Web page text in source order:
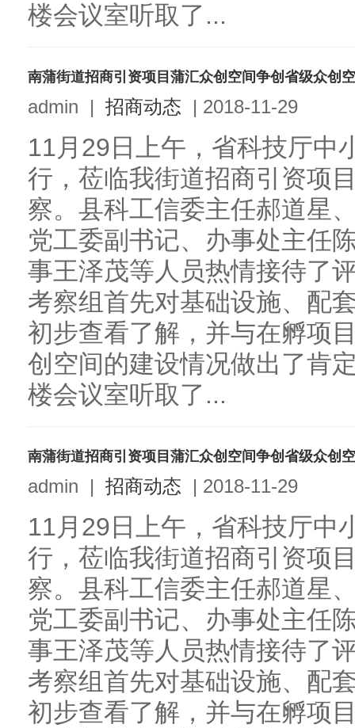
楼会议室听取了...
南蒲街道招商引资项目蒲汇众创空间争创省级众创
admin | 招商动态 | 2018-11-29
11月29日上午，省科技厅中
行，莅临我街道招商引资项
察。县科工信委主任郝道星
党工委副书记、办事处主任
事王泽茂等人员热情接待了
考察组首先对基础设施、配
初步查看了解，并与在孵项
创空间的建设情况做出了肯
楼会议室听取了...
南蒲街道招商引资项目蒲汇众创空间争创省级众创
admin | 招商动态 | 2018-11-29
11月29日上午，省科技厅中
行，莅临我街道招商引资项
察。县科工信委主任郝道星
党工委副书记、办事处主任
事王泽茂等人员热情接待了
考察组首先对基础设施、配
初步查看了解，并与在孵项